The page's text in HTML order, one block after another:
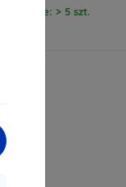
Na stanie: > 5 szt.